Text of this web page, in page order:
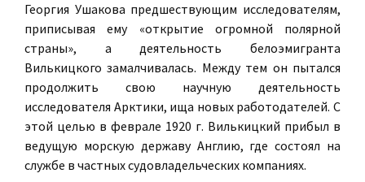
Георгия Ушакова предшествующим исследователям,
приписывая ему «открытие огромной полярной
страны», а деятельность белоэмигранта
Вилькицкого замалчивалась. Между тем он пытался
продолжить свою научную деятельность
исследователя Арктики, ища новых работодателей. С
этой целью в феврале 1920 г. Вилькицкий прибыл в
ведущую морскую державу Англию, где состоял на
службе в частных судовладельческих компаниях.